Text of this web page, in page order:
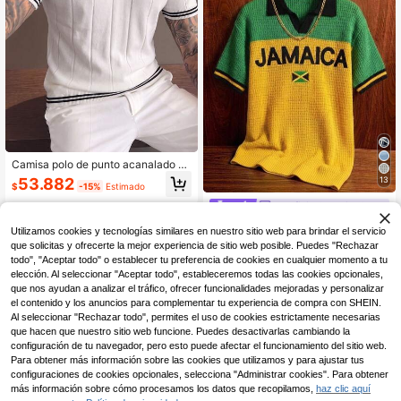
Camisa polo de punto acanalado ve
rtical casual para hombre con cuell
o y ribete acanalado, top de manga
corta
$53.882 -15% Estimado
13
ManfinitySporsity Store
Aesthetic Post Camiseta de punto d
e manga corta con bordado de letra
s de color contrastante, informal par
a verano
#1 Más vendidos en Cuello Tops de punto para hombre
$83.745 -6%
Utilizamos cookies y tecnologías similares en nuestro sitio web para brindar el servicio
que solicitas y ofrecerte la mejor experiencia de sitio web posible. Puedes "Rechazar
todo", "Aceptar todo" o establecer tu preferencia de cookies en cualquier momento a tu
elección. Al seleccionar "Aceptar todo", estableceremos todas las cookies opcionales,
que nos ayudan a analizar el tráfico, ofrecer funcionalidades mejoradas y personalizar
el contenido y los anuncios para complementar tu experiencia de compra con SHEIN.
Al seleccionar "Rechazar todo", permites el uso de cookies estrictamente necesarias
que hacen que nuestro sitio web funcione. Puedes desactivarlas cambiando la
configuración de tu navegador, pero esto puede afectar el funcionamiento del sitio web.
Para obtener más información sobre las cookies que utilizamos y para ajustar tus
configuraciones de cookies opcionales, selecciona "Administrar cookies". Para obtener
más información sobre cómo procesamos los datos que recopilamos, haz clic aquí